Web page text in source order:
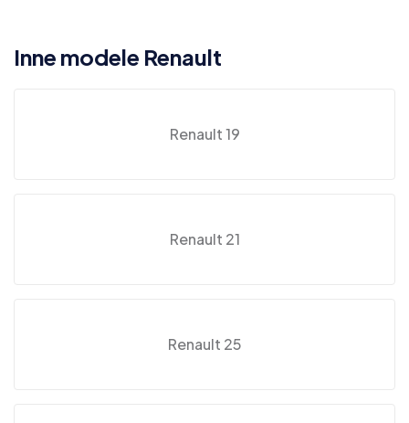
Inne modele Renault
Renault 19
Renault 21
Renault 25